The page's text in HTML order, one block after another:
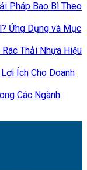
Pháp Bao Bì Theo
Ứng Dụng và Mục
Thải Nhựa Hiệu
Ích Cho Doanh
Các Ngành